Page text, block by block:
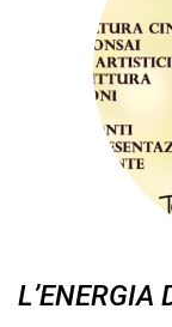
L’ENERGIA